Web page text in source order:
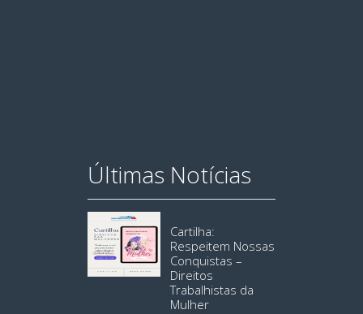
Últimas Notícias
Cartilha:
Respeitem Nossas
Conquistas –
Direitos
Trabalhistas da
Mulher